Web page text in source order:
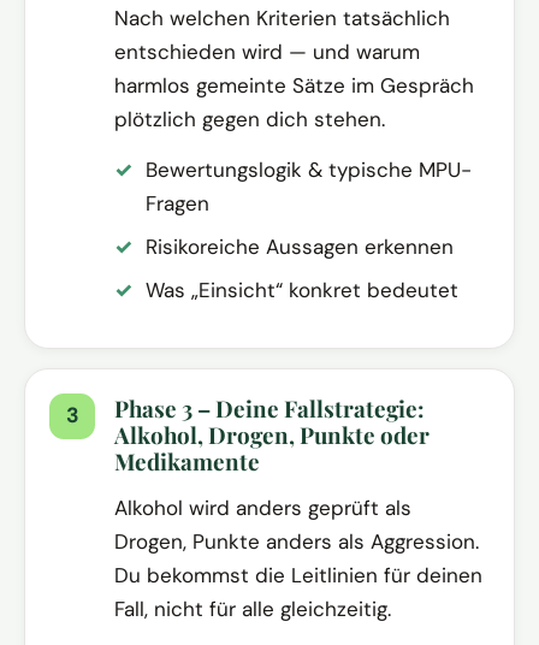
Nach welchen Kriterien tatsächlich
entschieden wird — und warum
harmlos gemeinte Sätze im Gespräch
plötzlich gegen dich stehen.
Bewertungslogik & typische MPU-
Fragen
Risikoreiche Aussagen erkennen
Was „Einsicht“ konkret bedeutet
Phase 3 – Deine Fallstrategie:
Alkohol, Drogen, Punkte oder
Medikamente
Alkohol wird anders geprüft als
Drogen, Punkte anders als Aggression.
Du bekommst die Leitlinien für deinen
Fall, nicht für alle gleichzeitig.